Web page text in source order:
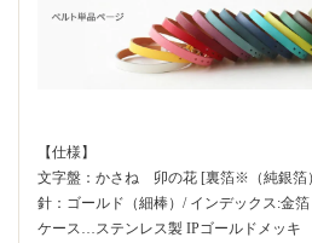
【仕様】
文字盤：かさね 卯の花 [裏箔※（純銀
針：ゴールド（細棒）/ インデックス:金箔
ケース…ステンレス製 IPゴールドメッキ